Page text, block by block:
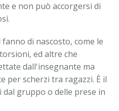
e non può accorgersi di
di nascosto, come le
ed altre che
dall'insegnante ma
per scherzi tra ragazzi. È il
dal gruppo o delle prese in